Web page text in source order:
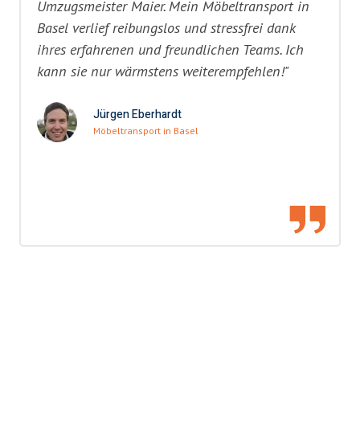
Umzugsmeister Maier. Mein Möbeltransport in
Basel verlief reibungslos und stressfrei dank
ihres erfahrenen und freundlichen Teams. Ich
kann sie nur wärmstens weiterempfehlen!"
Jürgen Eberhardt
Möbeltransport in Basel